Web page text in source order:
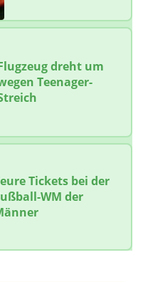
dreht um
Teenager-
Tickets bei der
WM der